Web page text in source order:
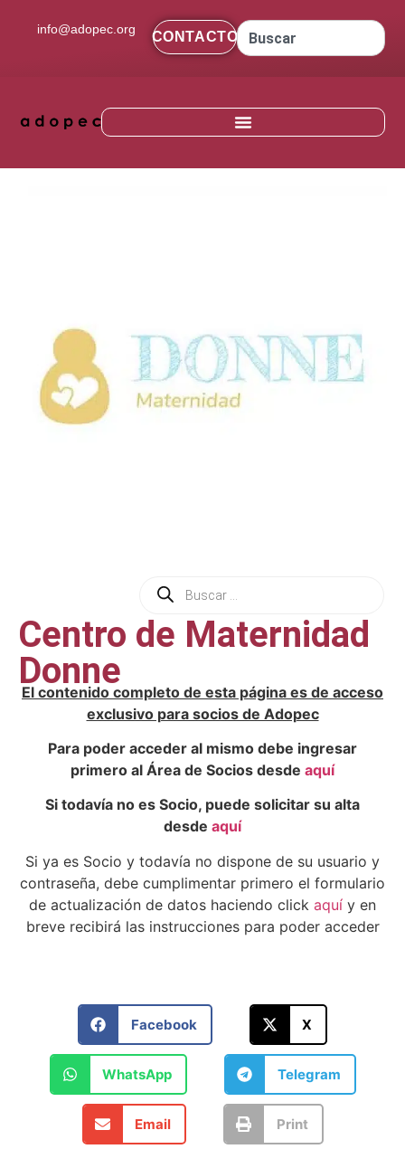
info@adopec.org CONTACTO
Centro de Maternidad
Donne
El contenido completo de esta página es de acceso
exclusivo para socios de Adopec
Para poder acceder al mismo debe ingresar
primero al Área de Socios desde aquí
Si todavía no es Socio, puede solicitar su alta
desde aquí
Si ya es Socio y todavía no dispone de su usuario y
contraseña, debe cumplimentar primero el formulario
de actualización de datos haciendo click aquí y en
breve recibirá las instrucciones para poder acceder
Facebook X
WhatsApp Telegram
Email Print